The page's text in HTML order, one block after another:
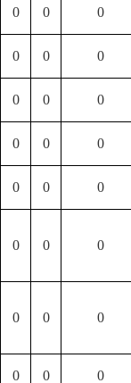
0 0 0
0 0 0
0 0 0
0 0 0
0 0 0
0 0 0
0 0 0
0 0 0